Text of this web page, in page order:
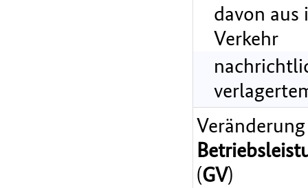
davon
Verkehr
(GV)